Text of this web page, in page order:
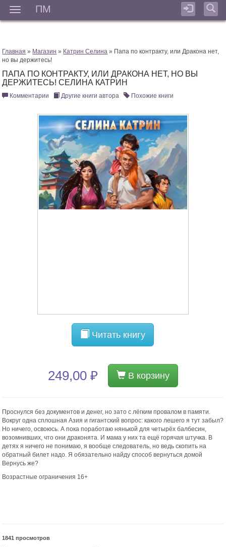
ПМ
Главная » Магазин » Катрин Селина » Папа по контракту, или Дракона нет,
но вы держитесь!
ПАПА ПО КОНТРАКТУ, ИЛИ ДРАКОНА НЕТ, НО ВЫ
ДЕРЖИТЕСЬ! СЕЛИНА КАТРИН
Комментарии Другие книги автора Похожие книги
Читать книгу
249,00 ₽ В корзину
Проснулся без документов и денег, но зато с лёгким провалом в памяти.
Вокруг одна сплошная Азия и гигантский вопрос: какого лешего я тут забыл?
Но ничего, освоюсь. А пока поработаю нянькой для четырёх балбесин,
возомнивших, что они драконята. И мама у них та ещё горячая штучка. В
детях я ничего не понимаю, я вообще следователь, но ведь скопить на
обратный билет надо. Я обязательно найду способ вернуться домой
Вернусь же?
Возрастные ограничения 16+
1841 просмотров